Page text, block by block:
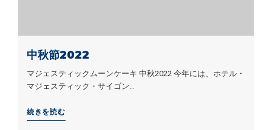
中秋節2022
マジェスティックムーンケーキ 中秋2022 今年には、ホテル・
マジェスティック・サイゴン…
続きを読む